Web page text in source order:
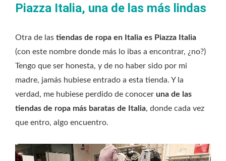
Piazza Italia, una de las más lindas
Otra de las tiendas de ropa en Italia es Piazza Italia
(con este nombre donde más lo ibas a encontrar, ¿no?)
Tengo que ser honesta, y de no haber sido por mi
madre, jamás hubiese entrado a esta tienda. Y la
verdad, me hubiese perdido de conocer una de las
tiendas de ropa más baratas de Italia, donde cada vez
que entro, algo encuentro.